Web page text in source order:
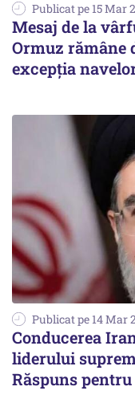
Publicat pe 15 Mar
Mesaj de la
Ormuz rămâne
excepția
Publicat pe 14 Mar
Conducerea
liderului
Răspuns pentru